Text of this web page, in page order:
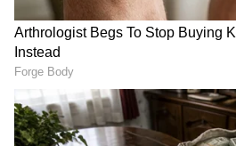
ದೂರದರ್ಶಕವು ಇತ್ತೀಚೆಗೆ ಅದರ
ಅಧ್ಯಯನವನ್ನು ನಡೆಸಿತು.